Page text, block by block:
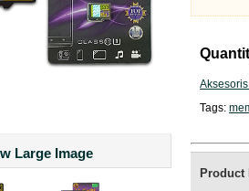
Large Image
Aksesoris
Tags:
Product